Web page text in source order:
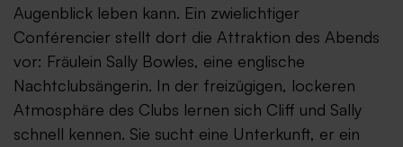
Augenblick leben kann. Ein zwielichtiger
Conférencier stellt dort die Attraktion des Abends
vor: Fräulein Sally Bowles, eine englische
Nachtclubsängerin. In der freizügigen, lockeren
Atmosphäre des Clubs lernen sich Cliff und Sally
schnell kennen. Sie sucht eine Unterkunft, er ein